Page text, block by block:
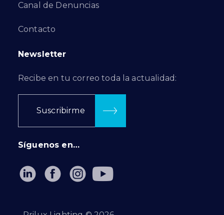
Canal de Denuncias
Contacto
Newsletter
Recibe en tu correo toda la actualidad:
Suscribirme
Síguenos en…